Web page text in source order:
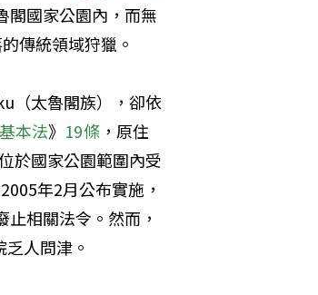
閣國家公園內，而無
傳統領域狩獵。
（太魯閣族），卻依
本法》 19條，原住
於國家公園範圍內受
年2月公布實施，
相關法令。然而，
人問津。